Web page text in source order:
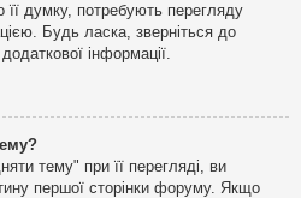
її думку, потребують перегляду
Будь ласка, зверніться до
інформації.
тему" при її перегляді, ви
першої сторінки форуму. Якщо